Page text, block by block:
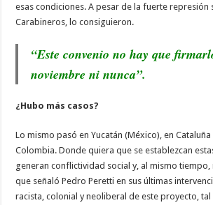
esas condiciones. A pesar de la fuerte represión
Carabineros, lo consiguieron.
“Este convenio no hay que
noviembre ni nunca”.
¿Hubo más casos?
Lo mismo pasó en Yucatán (México), en Cataluña
Colombia. Donde quiera que se establezcan
generan conflictividad social y, al mismo tiempo,
que señaló Pedro Peretti en sus últimas
racista, colonial y neoliberal de este proyecto, tal